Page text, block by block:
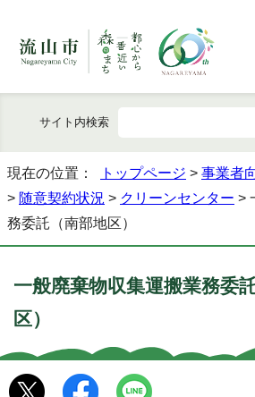
サイト内検索
現在の位置： トップページ > 事業者
> 随意契約状況 > クリーンセンター >
務委託（南部地区）
一般廃棄物収集運搬業務委
区）